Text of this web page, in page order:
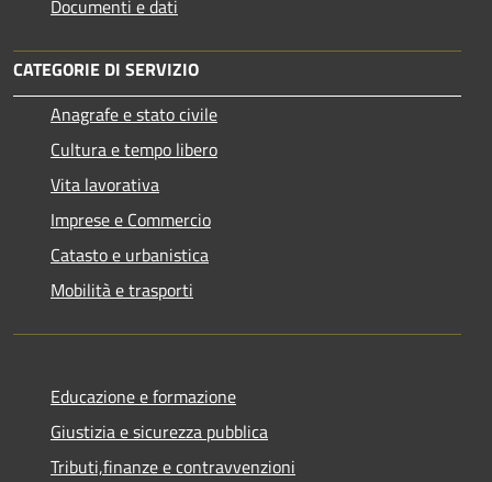
Documenti e dati
CATEGORIE DI SERVIZIO
Anagrafe e stato civile
Cultura e tempo libero
Vita lavorativa
Imprese e Commercio
Catasto e urbanistica
Mobilità e trasporti
Educazione e formazione
Giustizia e sicurezza pubblica
Tributi,finanze e contravvenzioni